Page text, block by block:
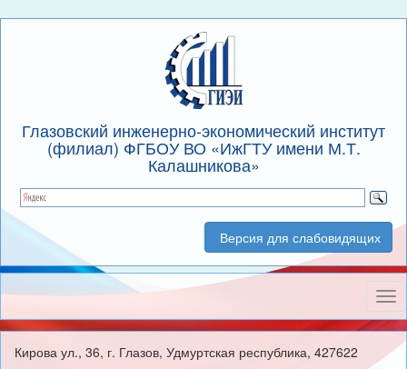
Глазовский инженерно-экономический институт
(филиал) ФГБОУ ВО «ИжГТУ имени М.Т.
Калашникова»
Версия для слабовидящих
Кирова ул., 36, г. Глазов, Удмуртская республика, 427622